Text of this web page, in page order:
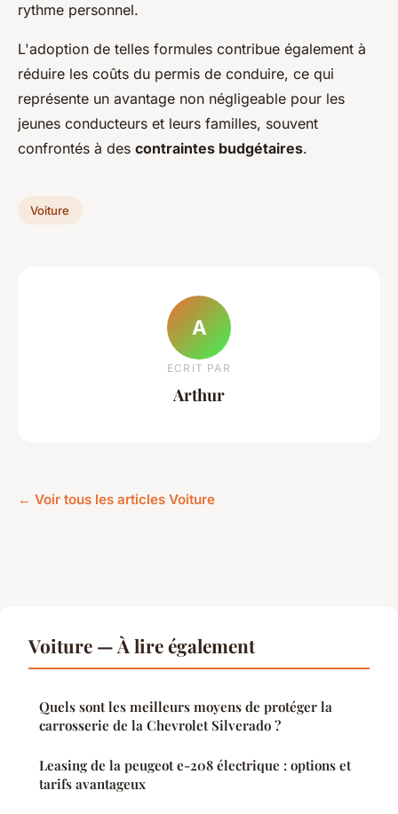
rythme personnel.
L'adoption de telles formules contribue également à
réduire les coûts du permis de conduire, ce qui
représente un avantage non négligeable pour les
jeunes conducteurs et leurs familles, souvent
confrontés à des contraintes budgétaires.
Voiture
A
ECRIT PAR
Arthur
← Voir tous les articles Voiture
Voiture — À lire également
Quels sont les meilleurs moyens de protéger la
carrosserie de la Chevrolet Silverado ?
Leasing de la peugeot e-208 électrique : options et
tarifs avantageux